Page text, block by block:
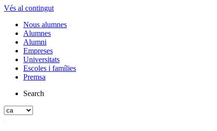
Vés al contingut
Nous alumnes
Alumnes
Alumni
Empreses
Universitats
Escoles i famílies
Premsa
Search